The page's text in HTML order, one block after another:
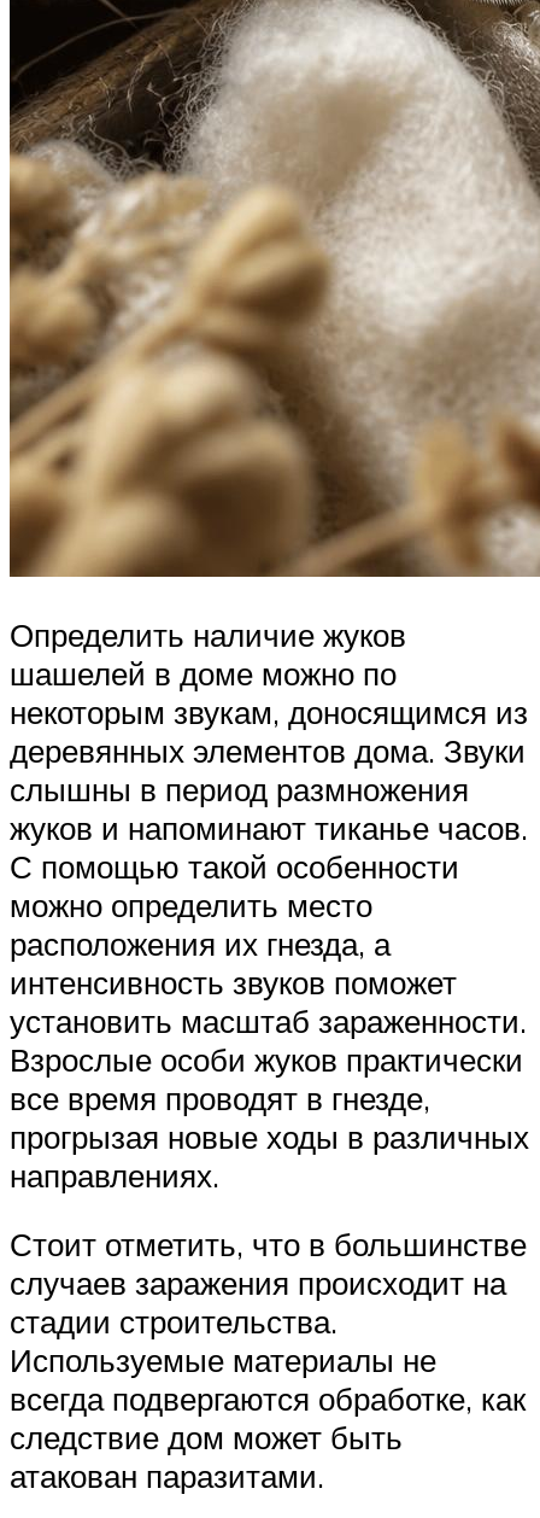
Определить наличие жуков
шашелей в доме можно по
некоторым звукам, доносящимся из
деревянных элементов дома. Звуки
слышны в период размножения
жуков и напоминают тиканье часов.
С помощью такой особенности
можно определить место
расположения их гнезда, а
интенсивность звуков поможет
установить масштаб зараженности.
Взрослые особи жуков практически
все время проводят в гнезде,
прогрызая новые ходы в различных
направлениях.
Стоит отметить, что в большинстве
случаев заражения происходит на
стадии строительства.
Используемые материалы не
всегда подвергаются обработке, как
следствие дом может быть
атакован паразитами.